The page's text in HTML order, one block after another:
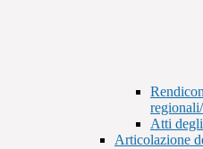
Atti
Articolazione